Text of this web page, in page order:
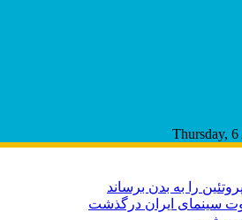
را به بدن برساند
سینمای ایران درگذشت